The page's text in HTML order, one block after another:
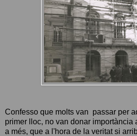
Confesso que molts van passar per
primer lloc, no van donar importància
a més, que a l'hora de la veritat si